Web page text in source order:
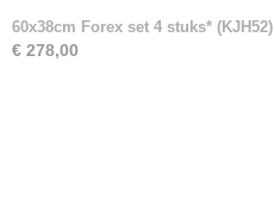
60x38cm Forex set 4 stuks* (KJH52)
€ 278,00